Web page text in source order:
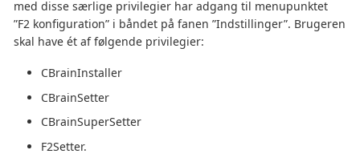
med disse særlige privilegier har adgang til menupunktet
”F2 konfiguration” i båndet på fanen ”Indstillinger”. Brugeren
skal have ét af følgende privilegier:
CBrainInstaller
CBrainSetter
CBrainSuperSetter
F2Setter.